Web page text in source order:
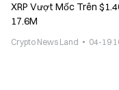
XRP Vượt Mốc Trên
17.6M
Crypto News Land 04-19